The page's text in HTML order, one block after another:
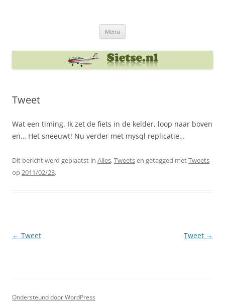
Menu
Tweet
Wat een timing. Ik zet de fiets in de kelder, loop naar boven
en… Het sneeuwt! Nu verder met mysql replicatie…
Dit bericht werd geplaatst in Alles,Tweetsen getagged metTweets
op2011/02/23.
Berichtnavigatie
← Tweet Tweet →
Ondersteund door WordPress